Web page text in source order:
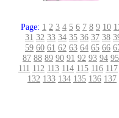
Page: 1 2 3 4 5 6 7 8 9 10
31 32 33 34 35 36 37 38
59 60 61 62 63 64 65 66
87 88 89 90 91 92 93 94 95
111 112 113 114 115 116 117
132 133 134 135 136 137